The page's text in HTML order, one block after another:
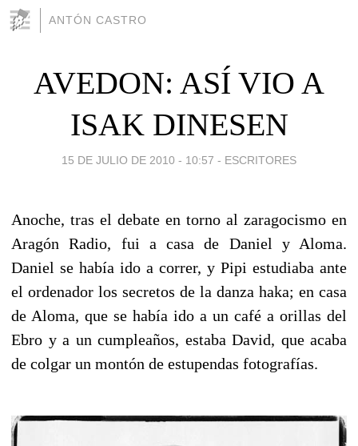
ANTÓN CASTRO
AVEDON: ASÍ VIO A
ISAK DINESEN
15 DE JULIO DE 2010 - 10:57 - ESCRITORES
Anoche, tras el debate en torno al zaragocismo en
Aragón Radio, fui a casa de Daniel y Aloma.
Daniel se había ido a correr, y Pipi estudiaba ante
el ordenador los secretos de la danza haka; en casa
de Aloma, que se había ido a un café a orillas del
Ebro y a un cumpleaños, estaba David, que acaba
de colgar un montón de estupendas fotografías.